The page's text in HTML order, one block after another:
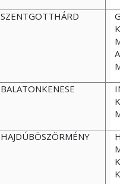
SZENTGOTTHÁRD
BALATONKENESE
HAJDÚBÖSZÖRMÉNY